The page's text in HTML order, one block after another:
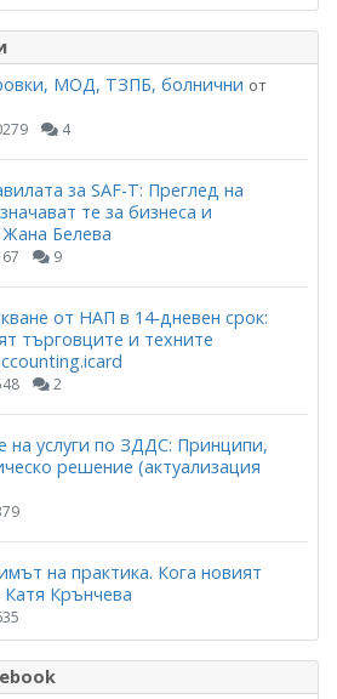
МОД, ТЗПБ, болнични от
4
за SAF-T: Преглед на
те за бизнеса и
Жана Белева
9
от НАП в 14-дневен срок:
търговците и техните
2
на услуги по ЗДДС: Принципи,
решение (актуализация
на практика. Кога новият
Катя Крънчева